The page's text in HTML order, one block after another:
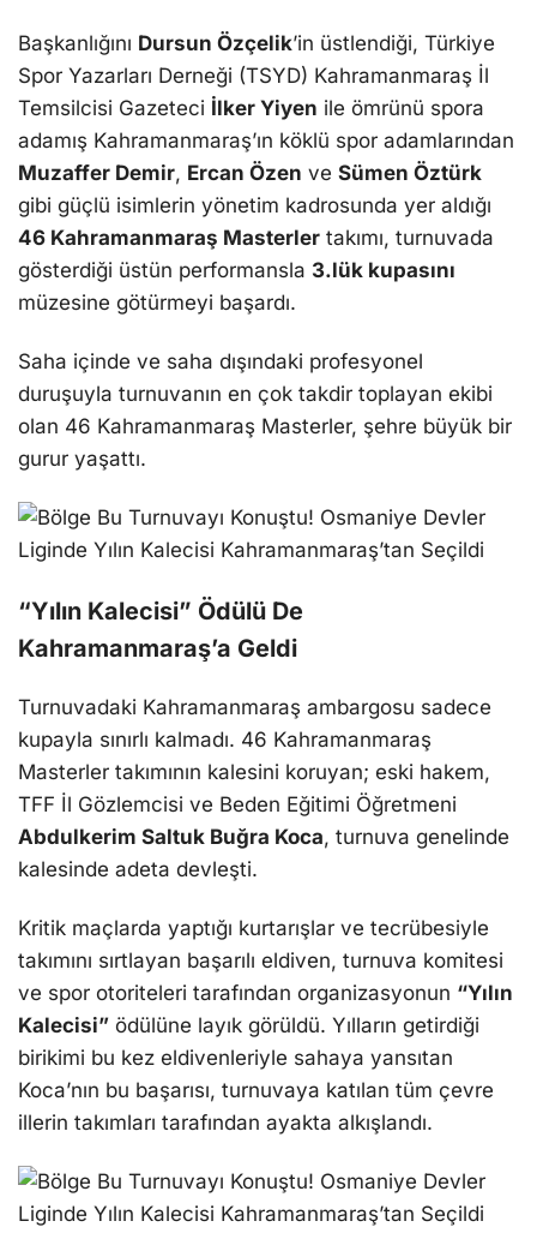
Başkanlığını Dursun Özçelik’in üstlendiği, Türkiye
Spor Yazarları Derneği (TSYD) Kahramanmaraş İl
Temsilcisi Gazeteci İlker Yiyen ile ömrünü spora
adamış Kahramanmaraş’ın köklü spor adamlarından
Muzaffer Demir, Ercan Özen ve Sümen Öztürk
gibi güçlü isimlerin yönetim kadrosunda yer aldığı
46 Kahramanmaraş Masterler takımı, turnuvada
gösterdiği üstün performansla 3.lük kupasını
müzesine götürmeyi başardı.
Saha içinde ve saha dışındaki profesyonel
duruşuyla turnuvanın en çok takdir toplayan ekibi
olan 46 Kahramanmaraş Masterler, şehre büyük bir
gurur yaşattı.
“Yılın Kalecisi” Ödülü De
Kahramanmaraş’a Geldi
Turnuvadaki Kahramanmaraş ambargosu sadece
kupayla sınırlı kalmadı. 46 Kahramanmaraş
Masterler takımının kalesini koruyan; eski hakem,
TFF İl Gözlemcisi ve Beden Eğitimi Öğretmeni
Abdulkerim Saltuk Buğra Koca, turnuva genelinde
kalesinde adeta devleşti.
Kritik maçlarda yaptığı kurtarışlar ve tecrübesiyle
takımını sırtlayan başarılı eldiven, turnuva komitesi
ve spor otoriteleri tarafından organizasyonun “Yılın
Kalecisi” ödülüne layık görüldü. Yılların getirdiği
birikimi bu kez eldivenleriyle sahaya yansıtan
Koca’nın bu başarısı, turnuvaya katılan tüm çevre
illerin takımları tarafından ayakta alkışlandı.